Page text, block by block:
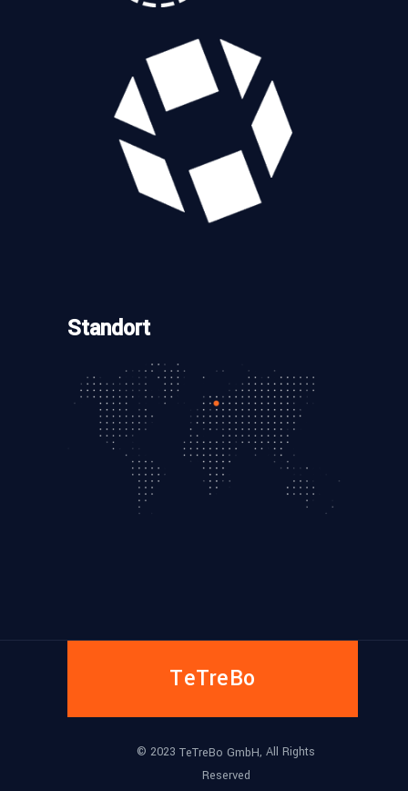
Standort
TeTreBo
© 2023 TeTreBo GmbH, All Rights
Reserved